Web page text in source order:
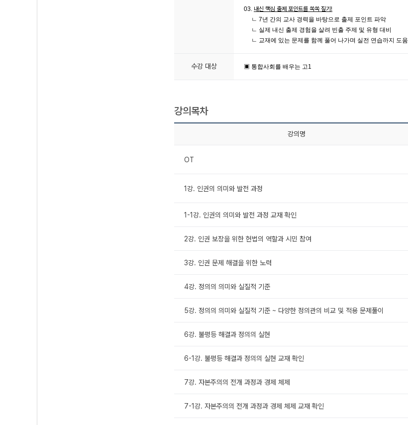
03. 내신 핵심 출제 포인트를 쏙쏙 짚기!
ㄴ 7년 간의 교사 경력을 바탕으로 출제 포인트 파악
ㄴ 실제 내신 출제 경험을 살려 빈출 주제 및 유형 대비
ㄴ 교재에 있는 문제를 함께 풀어 나가며 실전 연습까지 도움
수강 대상 ▣ 통합사회를 배우는 고1
강의목차
강의명
OT
1강. 인권의 의미와 발전 과정
1-1강. 인권의 의미와 발전 과정 교재 확인
2강. 인권 보장을 위한 헌법의 역할과 시민 참여
3강. 인권 문제 해결을 위한 노력
4강. 정의의 의미와 실질적 기준
5강. 정의의 의미와 실질적 기준 ~ 다양한 정의관의 비교 및 적용 문제풀이
6강. 불평등 해결과 정의의 실현
6-1강. 불평등 해결과 정의의 실현 교재 확인
7강. 자본주의의 전개 과정과 경제 체제
7-1강. 자본주의의 전개 과정과 경제 체제 교재 확인